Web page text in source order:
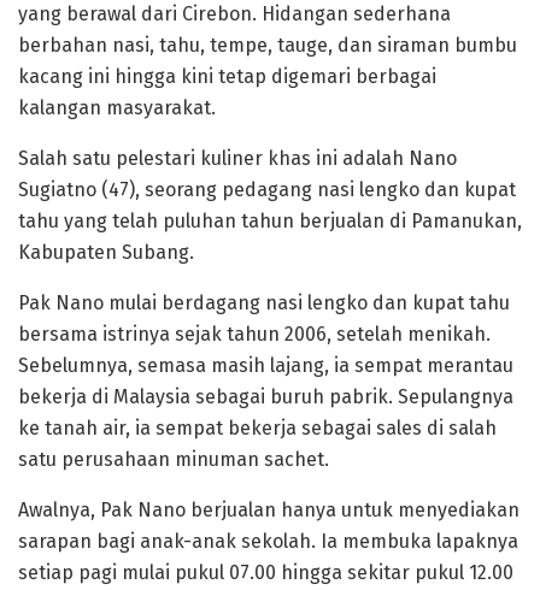
yang berawal dari Cirebon. Hidangan sederhana
berbahan nasi, tahu, tempe, tauge, dan siraman bumbu
kacang ini hingga kini tetap digemari berbagai
kalangan masyarakat.
Salah satu pelestari kuliner khas ini adalah Nano
Sugiatno (47), seorang pedagang nasi lengko dan kupat
tahu yang telah puluhan tahun berjualan di Pamanukan,
Kabupaten Subang.
Pak Nano mulai berdagang nasi lengko dan kupat tahu
bersama istrinya sejak tahun 2006, setelah menikah.
Sebelumnya, semasa masih lajang, ia sempat merantau
bekerja di Malaysia sebagai buruh pabrik. Sepulangnya
ke tanah air, ia sempat bekerja sebagai sales di salah
satu perusahaan minuman sachet.
Awalnya, Pak Nano berjualan hanya untuk menyediakan
sarapan bagi anak-anak sekolah. Ia membuka lapaknya
setiap pagi mulai pukul 07.00 hingga sekitar pukul 12.00